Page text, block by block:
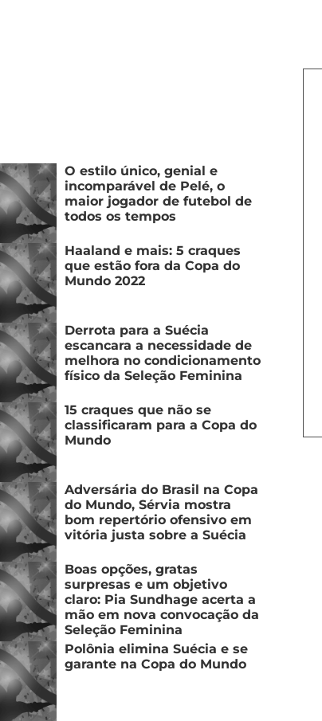
O estilo único, genial e
incomparável de Pelé, o
maior jogador de futebol de
todos os tempos
Haaland e mais: 5 craques
que estão fora da Copa do
Mundo 2022
Derrota para a Suécia
escancara a necessidade de
melhora no condicionamento
físico da Seleção Feminina
15 craques que não se
classificaram para a Copa do
Mundo
Adversária do Brasil na Copa
do Mundo, Sérvia mostra
bom repertório ofensivo em
vitória justa sobre a Suécia
Boas opções, gratas
surpresas e um objetivo
claro: Pia Sundhage acerta a
mão em nova convocação da
Seleção Feminina
Polônia elimina Suécia e se
garante na Copa do Mundo